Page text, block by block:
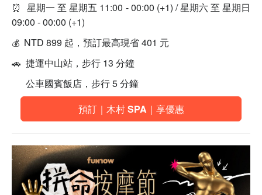
⏰ 星期一 至 星期五 11:00 - 00:00 (+1) / 星期六 至 星期日
09:00 - 00:00 (+1)
💰 NTD 899 起，預訂最高現省 401 元
🚗 捷運中山站，步行 13 分鐘
公車國賓飯店，步行 5 分鐘
預訂｜木村 SPA｜享優惠